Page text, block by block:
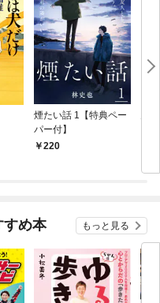
煙たい話 1【特典ペー
パー付】
220
すめ本 もっと見る